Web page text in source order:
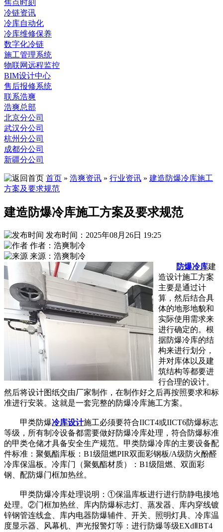
焦点时刻
冷链资讯
冷库自动化
冷库维修保养
数字化冷链
施工管理系统
物联网远程监控
BIM设计中心
售后报修系统
联系浩爽
浩爽总部
北京分公司
武汉分公司
杭州分公司
成都分公司
新疆分公司
首页 » 浩爽资讯 » 行业资讯 » 建造防爆冷库施工
方案及要求规范
建造防爆冷库施工方案及要求规范
发布时间：2025年08月26日 19:25
作者：浩爽制冷
来源：浩爽制冷
防爆冷库建
造设计施工方案
主要是通过计
算，然后结合具
体的地形地貌和
实际使用需求来
进行确定的。根
据防爆冷库的结
构来进行划分，
并对库体以及建
筑结构等都要进
行合理的设计。
然后将设计图纸交由厂家制作，在制作好之后再按照要求和标
准进行安装。这就是一套完整的防爆冷库施工方案。
甲类防爆冷库设计施工必须要符合IICT4或IICT6防爆标志
等级，所有制冷设备都需要做好防爆冷库处理，符合防爆标准
的甲类仓储才具备安全生产规范。甲类防爆冷库的主要设备配
件标准：聚氨酯库板：B1级阻燃PIR双面彩钢板/A级防火酚醛
冷库保温板。冷库门（聚氨酯材质）：B1级阻燃、双面彩
钢、配防爆门框加热丝。
甲类防爆冷库处理说明：①保温库板进行进行防静电接地
处理。②门框加热丝、库内防爆标志灯、蒸发器、库内穿线镀
锌钢管连线盒、库内电器防爆辅件、开关、照明灯具、冷库温
度显示器、风幕机、声光报警灯等：进行防爆等级EXdⅡBT4